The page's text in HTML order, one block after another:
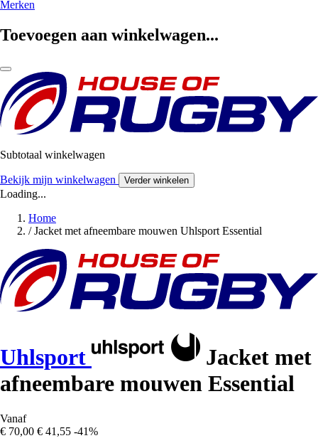
Merken
Toevoegen aan winkelwagen...
Subtotaal winkelwagen
Bekijk mijn winkelwagen Verder winkelen
Loading...
Home
/ Jacket met afneembare mouwen Uhlsport Essential
Uhlsport
Jacket met
afneembare mouwen Essential
Vanaf
€ 70,00 € 41,55 -41%